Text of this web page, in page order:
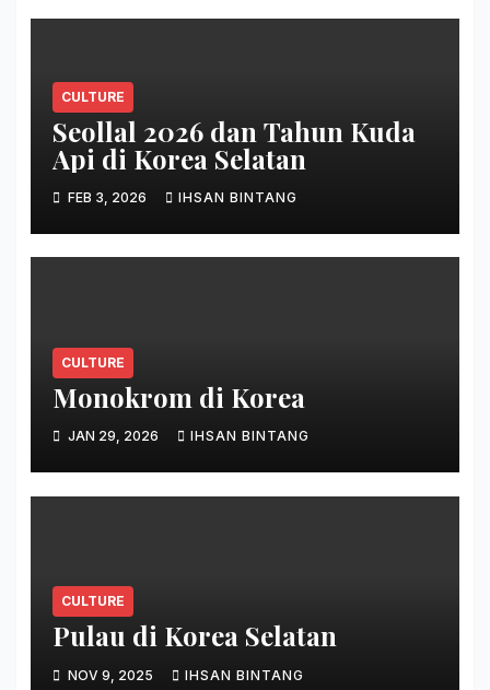
CULTURE
Seollal 2026 dan Tahun Kuda
Api di Korea Selatan
FEB 3, 2026 IHSAN BINTANG
CULTURE
Monokrom di Korea
JAN 29, 2026 IHSAN BINTANG
CULTURE
Pulau di Korea Selatan
NOV 9, 2025 IHSAN BINTANG